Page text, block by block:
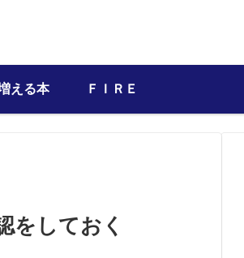
える本 ＦＩＲＥ
をしておく